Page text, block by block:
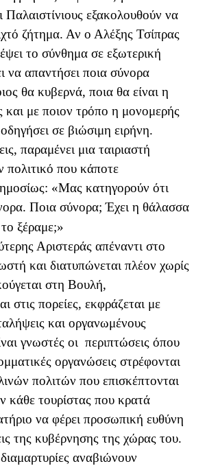
Παλαιστίνιους εξακολουθούν να
ζήτημα. Αν ο Αλέξης Τσίπρας
το σύνθημα σε εξωτερική
να απαντήσει ποια σύνορα
θα κυβερνά, ποια θα είναι η
με ποιον τρόπο η μονομερής
σε βιώσιμη ειρήνη.
παραμένει μια ταιριαστή
πολιτικό που κάποτε
«Μας κατηγορούν ότι
Ποια σύνορα; Έχει η θάλασσα
ξέραμε;»
Αριστεράς απέναντι στο
και διατυπώνεται πλέον χωρίς
στη Βουλή,
στις πορείες, εκφράζεται με
και οργανωμένους
γνωστές οι περιπτώσεις όπου
οργανώσεις στρέφονται
πολιτών που επισκέπτονται
κάθε τουρίστας που κρατά
να φέρει προσωπική ευθύνη
της κυβέρνησης της χώρας του.
αναβιώνουν